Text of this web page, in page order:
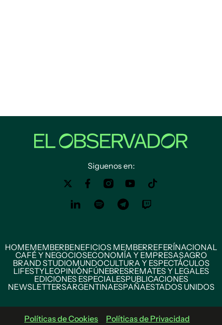
Siguenos en:
HOMEMEMBERBENEFICIOS MEMBERREFERÍNACIONAL
CAFÉ Y NEGOCIOSECONOMÍA Y EMPRESASAGRO
BRAND STUDIOMUNDOCULTURA Y ESPECTÁCULOS
LIFESTYLEOPINIÓNFÚNEBRESREMATES Y LEGALES
EDICIONES ESPECIALESPUBLICACIONES
NEWSLETTERSARGENTINAESPAÑAESTADOS UNIDOS
Políticas de Cookies Políticas de Privacidad